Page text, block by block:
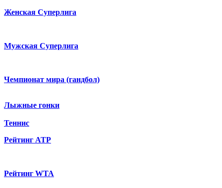
Женская Суперлига
Мужская Суперлига
Чемпионат мира (гандбол)
Лыжные гонки
Теннис
Рейтинг ATP
Рейтинг WTA